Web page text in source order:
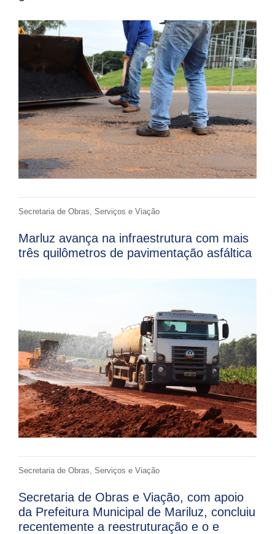
Secretaria de Obras, Serviços e Viação
Marluz avança na infraestrutura com mais
três quilômetros de pavimentação asfáltica
Secretaria de Obras, Serviços e Viação
Secretaria de Obras e Viação, com apoio
da Prefeitura Municipal de Mariluz, concluiu
recentemente a reestruturação e o e